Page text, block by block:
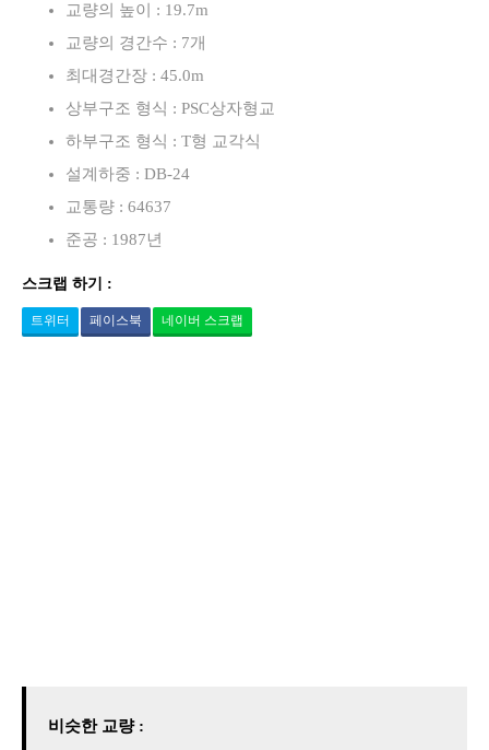
교량의 높이 : 19.7m
교량의 경간수 : 7개
최대경간장 : 45.0m
상부구조 형식 : PSC상자형교
하부구조 형식 : T형 교각식
설계하중 : DB-24
교통량 : 64637
준공 : 1987년
스크랩 하기 :
트위터 페이스북 네이버 스크랩
비슷한 교량 :